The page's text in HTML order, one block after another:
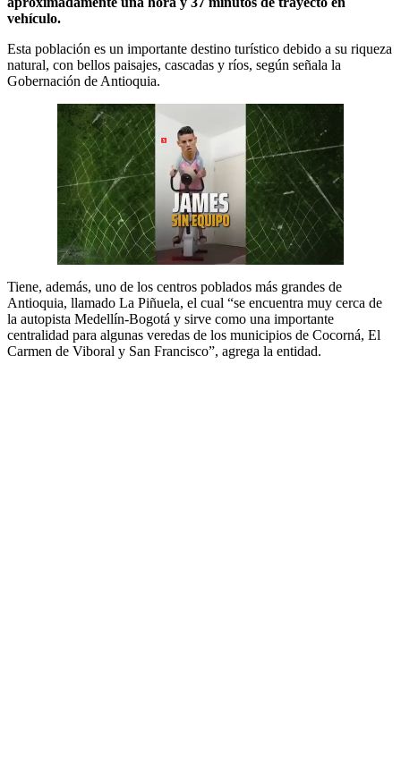
vehículo.
Esta población es un importante destino turístico debido a su riqueza
natural, con bellos paisajes, cascadas y ríos, según señala la
Gobernación de Antioquia.
Tiene, además, uno de los centros poblados más grandes de
Antioquia, llamado La Piñuela, el cual “se encuentra muy cerca de
la autopista Medellín-Bogotá y sirve como una importante
centralidad para algunas veredas de los municipios de Cocorná, El
Carmen de Viboral y San Francisco”, agrega la entidad.